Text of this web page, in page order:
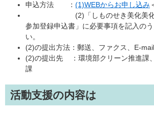
申込方法 ： (1)WEBからお申し込み
(2)「しものせき美化美化（
参加登録申込書」に必要事項を記入の
い。
(2)の提出方法：郵送、ファクス、E-
(2)の提出先 ：環境部クリーン推進課
課
活動支援の内容は